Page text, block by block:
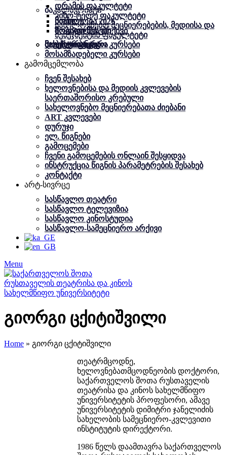
ბაკალავრიატი
დრამის ფაკულტეტი
კინო-ტელე ფაკულტეტი
სახელოვნებო მეცნიერებების, მედიისა და
მენეჯმენტის ფაკულტეტი
მაგისტრატურა
სიახლე
ზოგადი წესები
დოქტორანტურა
სიახლე
ზოგადი წესები
მობილობა
მობილობა 2026
მობილობა. არქივი
სასერტიფიკატო კურსები
მოსამზადებელი კურსები
გამომცემლობა
ჩვენ შესახებ
ხელოვნებისა და მედიის კვლევების
საერთაშორისო კრებული
სახელოვნებო მეცნიერებათა ძიებანი
ART კვლევები
დურუჯი
ელ. წიგნები
გამოცემები
ჩვენი გამოცემების ონლაინ შესყიდვა
ინსტრუქცია წიგნის პარამეტრების შესახებ
კონტაქტი
არტ-სივრცე
სასწავლო თეატრი
სასწავლო ტელევიზია
სასწავლო კინოსტუდია
სასწავლო-სამეცნიერო არქივი
Menu
გიორგი ცქიტიშვილი
Home » გიორგი ცქიტიშვილი
თეატრმცოდნე,
ხელოვნებათმცოდნეობის დოქტორი,
საქართველოს შოთა რუსთაველის
თეატრისა და კინოს სახელმწიფო
უნივერსიტეტის პროფესორი, ამავე
უნივერსიტეტის დიმიტრი ჯანელიძის
სახელობის სამეცნიერო-კვლევითი
ინსტიტუტის დირექტორი.
1986 წელს დაამთავრა საქართველოს